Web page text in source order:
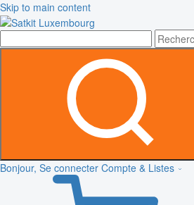
Skip to main content
Bonjour, Se connecter Compte & Listes